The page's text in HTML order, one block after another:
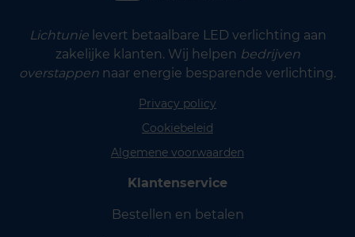
Lichtunielevert betaalbare LED verlichting aan
zakelijke klanten. Wij helpen bedrijven
overstappen naar energie besparende verlichting.
Privacy policy
Cookiebeleid
Algemene voorwaarden
Klantenservice
Bestellen en betalen